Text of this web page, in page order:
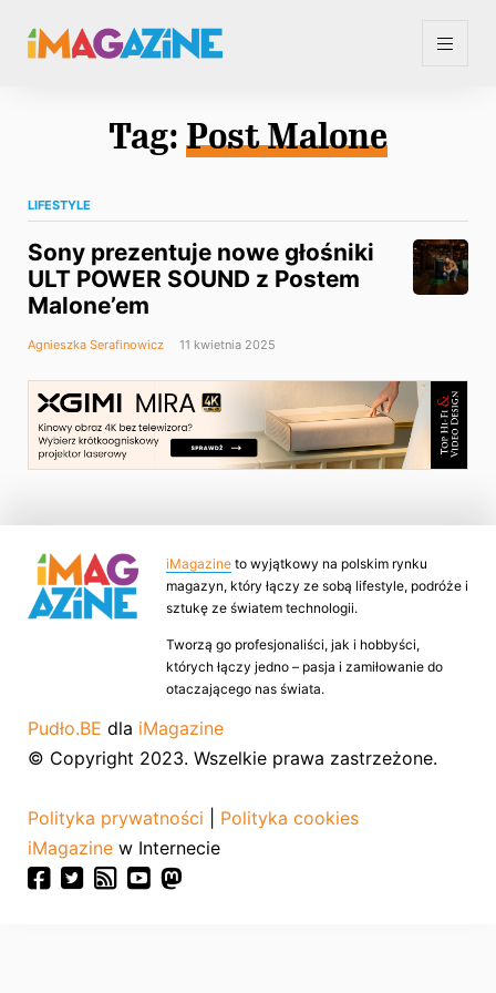
Tag: Post Malone
LIFESTYLE
Sony prezentuje nowe głośniki
ULT POWER SOUND z Postem
Malone’em
Agnieszka Serafinowicz 11 kwietnia 2025
iMagazine to wyjątkowy na polskim rynku
magazyn, który łączy ze sobą lifestyle, podróże i
sztukę ze światem technologii.
Tworzą go profesjonaliści, jak i hobbyści,
których łączy jedno – pasja i zamiłowanie do
otaczającego nas świata.
Pudło.BE dla iMagazine
© Copyright 2023. Wszelkie prawa zastrzeżone.
Polityka prywatności
Polityka cookies
iMagazine w Internecie